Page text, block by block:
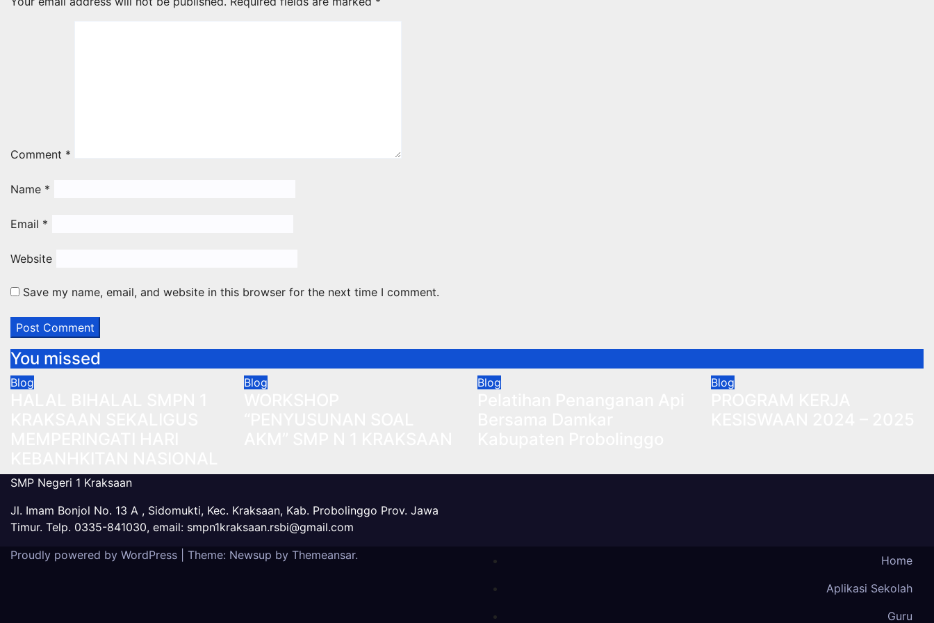
Comment *
Name *
Email *
Website
Save my name, email, and website in this browser for the next time I comment.
You missed
Blog Blog Blog Blog
SMP Negeri 1 Kraksaan
Jl. Imam Bonjol No. 13 A , Sidomukti, Kec. Kraksaan, Kab. Probolinggo Prov. Jawa
Timur. Telp. 0335-841030, email: smpn1kraksaan.rsbi@gmail.com
Proudly powered by WordPress
Theme: Newsup by Themeansar.
Home
Aplikasi Sekolah
Guru